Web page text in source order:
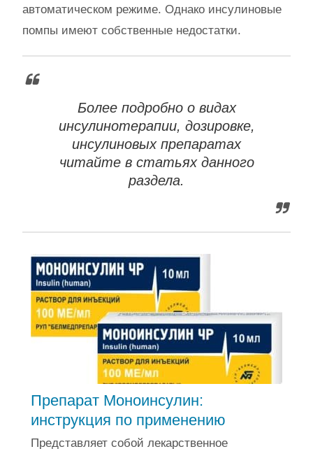
автоматическом режиме. Однако инсулиновые
помпы имеют собственные недостатки.
Более подробно о видах
инсулинотерапии, дозировке,
инсулиновых препаратах
читайте в статьях данного
раздела.
Препарат Моноинсулин:
инструкция по применению
Представляет собой лекарственное